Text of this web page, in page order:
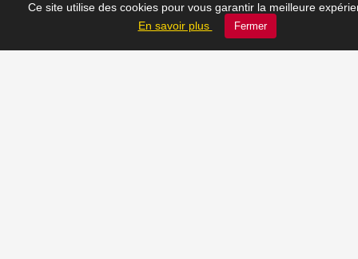
JC_13 ♫ Soline ♫
Ce site utilise des cookies pour vous garantir la meilleure
En savoir plus
Fermer